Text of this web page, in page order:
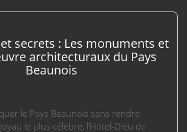
secrets : Les monuments et
architecturaux du Pays
Beaunois
le Pays Beaunois sans rendre
le plus célèbre, l’Hôtel-Dieu de